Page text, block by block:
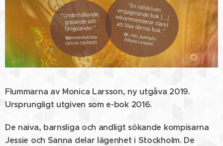
Flummarna av Monica Larsson, ny utgåva 2019.
Ursprungligt utgiven som e-bok 2016.
De naiva, barnsliga och andligt sökande kompisarna
Jessie och Sanna delar lägenhet i Stockholm. De